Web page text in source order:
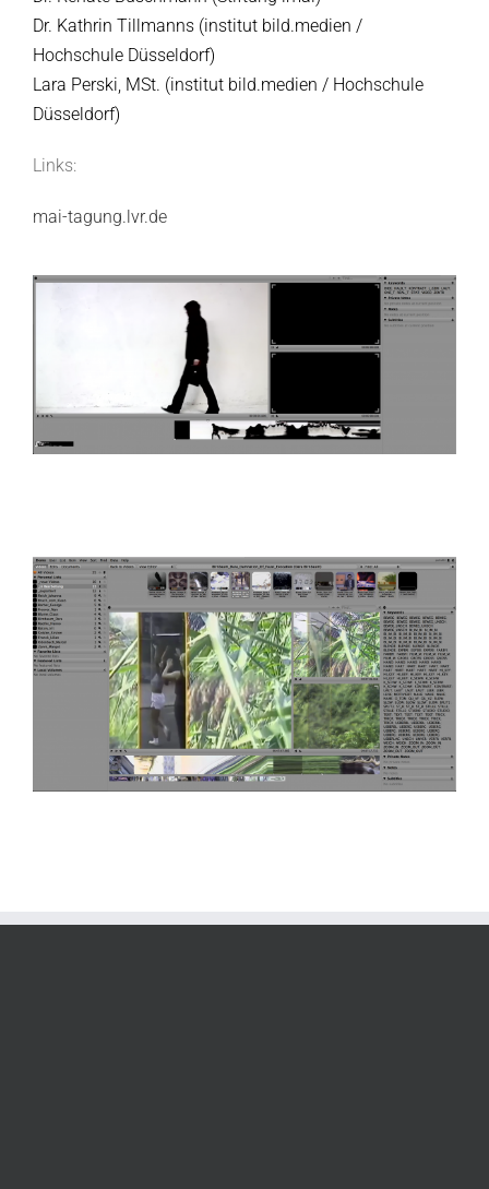
Dr. Kathrin Tillmanns (institut bild.medien /
Hochschule Düsseldorf)
Lara Perski, MSt. (institut bild.medien / Hochschule
Düsseldorf)
Links:
mai-tagung.lvr.de